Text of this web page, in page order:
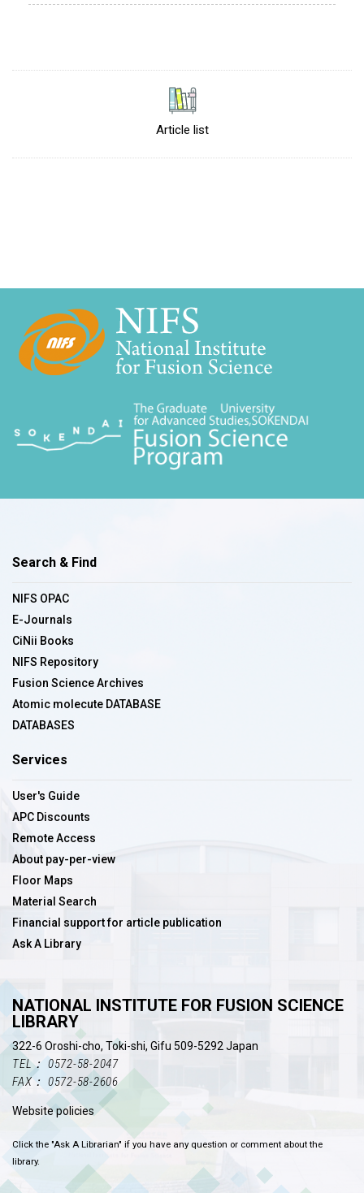
Article list
Search & Find
NIFS OPAC
E-Journals
CiNii Books
NIFS Repository
Fusion Science Archives
Atomic molecute DATABASE
DATABASES
Services
User's Guide
APC Discounts
Remote Access
About pay-per-view
Floor Maps
Material Search
Financial support for article publication
Ask A Library
NATIONAL INSTITUTE FOR FUSION SCIENCE
LIBRARY
322-6 Oroshi-cho, Toki-shi, Gifu 509-5292 Japan
TEL： 0572-58-2047
FAX： 0572-58-2606
Website policies
Click the "Ask A Librarian" if you have any question or comment about the
library.